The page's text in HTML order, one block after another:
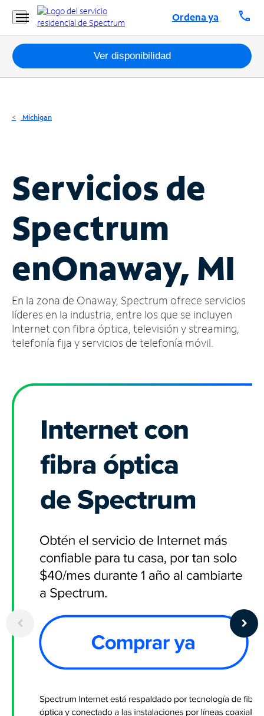
Ordena ya call
Residencial
Business
Paquetes
Internet
Residencial
Business
Contáctanos
Inglés
cuenta
Encuentra
una
tienda
Ver disponibilidad
Michigan
Servicios de
Spectrum
enOnaway, MI
En la zona de Onaway, Spectrum ofrece servicios
líderes en la industria, entre los que se incluyen
Internet con fibra óptica, televisión y streaming,
telefonía fija y servicios de telefonía móvil.